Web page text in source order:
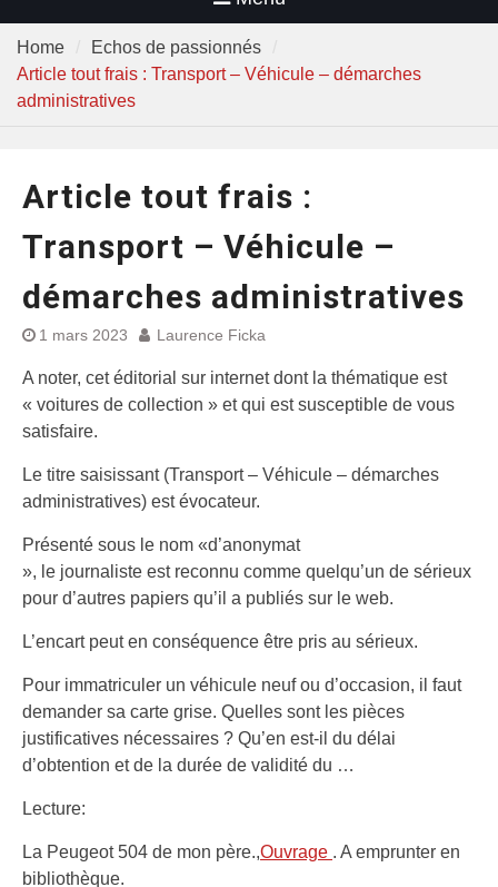
Home
Echos de passionnés
Article tout frais : Transport – Véhicule – démarches
administratives
Article tout frais :
Transport – Véhicule –
démarches administratives
1 mars 2023 Laurence Ficka
A noter, cet éditorial sur internet dont la thématique est
« voitures de collection » et qui est susceptible de vous
satisfaire.
Le titre saisissant (Transport – Véhicule – démarches
administratives) est évocateur.
Présenté sous le nom «d’anonymat
», le journaliste est reconnu comme quelqu’un de sérieux
pour d’autres papiers qu’il a publiés sur le web.
L’encart peut en conséquence être pris au sérieux.
Pour immatriculer un véhicule neuf ou d’occasion, il faut
demander sa carte grise. Quelles sont les pièces
justificatives nécessaires ? Qu’en est-il du délai
d’obtention et de la durée de validité du …
Lecture:
La Peugeot 504 de mon père.,Ouvrage . A emprunter en
bibliothèque.